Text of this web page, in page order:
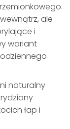
ale
i
wariant
naturalny
łap i